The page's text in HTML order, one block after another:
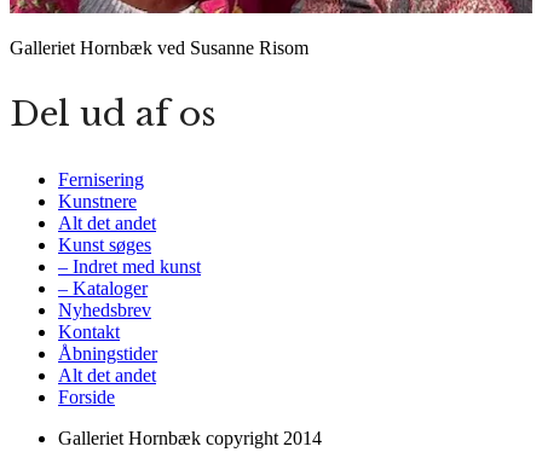
Galleriet Hornbæk ved Susanne Risom
Del ud af os
Fernisering
Kunstnere
Alt det andet
Kunst søges
– Indret med kunst
– Kataloger
Nyhedsbrev
Kontakt
Åbningstider
Alt det andet
Forside
Galleriet Hornbæk copyright 2014